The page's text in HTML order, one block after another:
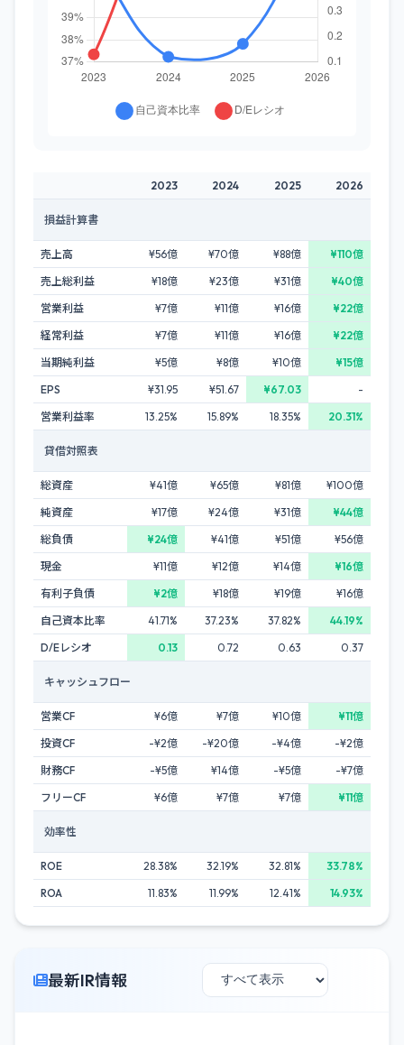
2023 2024 2025 2026
損益計算書
売上高 ¥56億 ¥70億 ¥88億
¥110億
売上総利益
¥18億 ¥23億 ¥31億
¥40億
営業利益
¥7億 ¥11億 ¥16億
¥22億
経常利益
¥7億 ¥11億 ¥16億
¥22億
当期純利益
¥5億 ¥8億 ¥10億
¥15億
EPS
¥31.95 ¥51.67 ¥67.03
-
営業利益率
13.25% 15.89% 18.35% 20.31%
貸借対照表
総資産 ¥41億 ¥65億 ¥81億
¥100億
純資産
¥17億 ¥24億 ¥31億
¥44億
総負債
¥24億 ¥41億 ¥51億
¥56億
現金
¥11億 ¥12億 ¥14億
¥16億
有利子負債
¥2億 ¥18億 ¥19億
¥16億
自己資本比率
41.71% 37.23% 37.82%
44.19%
D/Eレシオ
0.13 0.72 0.63 0.37
キャッシュフロー
営業CF ¥6億 ¥7億 ¥10億
¥11億
投資CF
-¥2億 -¥20億 -¥4億
-¥2億
財務CF
-¥5億 ¥14億 -¥5億
-¥7億
フリーCF
¥6億 ¥7億 ¥7億 ¥11億
効率性
ROE 28.38% 32.19% 32.81%
33.78%
ROA
11.83% 11.99% 12.41% 14.93%
最新IR情報